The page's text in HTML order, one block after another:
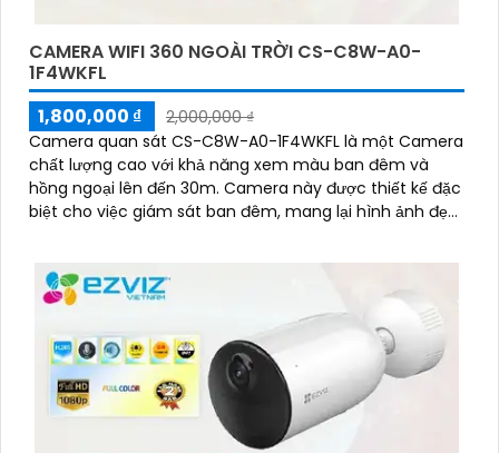
CAMERA WIFI 360 NGOÀI TRỜI CS-C8W-A0-
1F4WKFL
1,800,000 ₫
2,000,000 ₫
Camera quan sát CS-C8W-A0-1F4WKFL là một Camera
chất lượng cao với khả năng xem màu ban đêm và
hồng ngoại lên đến 30m. Camera này được thiết kế đặc
biệt cho việc giám sát ban đêm, mang lại hình ảnh đẹp